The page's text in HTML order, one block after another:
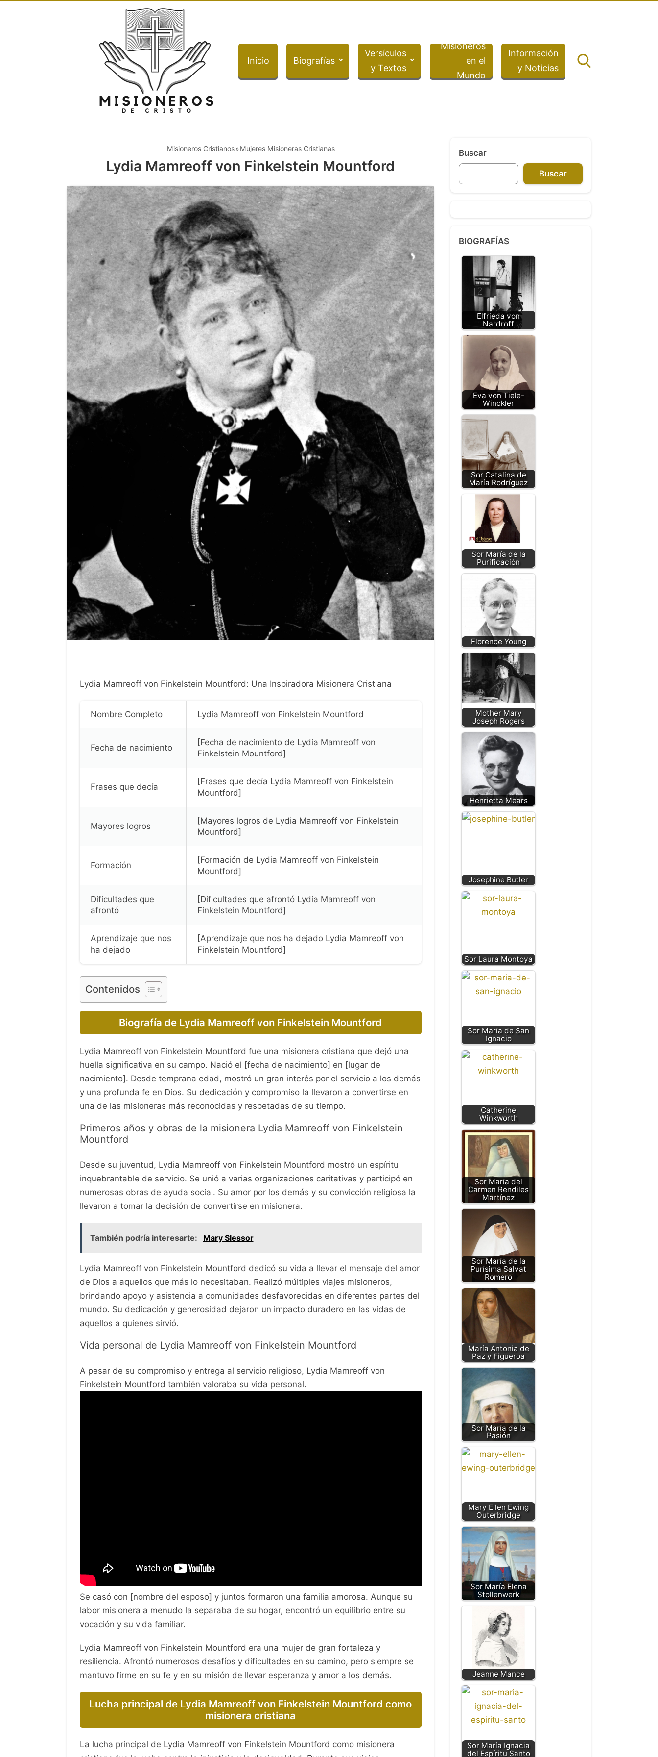
Inicio Biografías
Versículos
y Textos
Misioneros
en el
Mundo
Información
y Noticias
Misioneros Cristianos Mujeres Misioneras Cristianas
Lydia Mamreoff von Finkelstein Mountford
Lydia Mamreoff von Finkelstein Mountford: Una Inspiradora Misionera Cristiana
Nombre Completo Lydia Mamreoff von Finkelstein Mountford
Fecha de nacimiento
[Fecha de nacimiento de Lydia Mamreoff von
Finkelstein Mountford]
Frases que decía
[Frases que decía Lydia Mamreoff von Finkelstein
Mountford]
Mayores logros
[Mayores logros de Lydia Mamreoff von Finkelstein
Mountford]
Formación
[Formación de Lydia Mamreoff von Finkelstein
Mountford]
Dificultades que
afrontó
[Dificultades que afrontó Lydia Mamreoff von
Finkelstein Mountford]
Aprendizaje que nos
ha dejado
[Aprendizaje que nos ha dejado Lydia Mamreoff von
Finkelstein Mountford]
Contenidos
Biografía de Lydia Mamreoff von Finkelstein Mountford
Lydia Mamreoff von Finkelstein Mountford fue una misionera cristiana que dejó una
huella significativa en su campo. Nació el [fecha de nacimiento] en [lugar de
nacimiento]. Desde temprana edad, mostró un gran interés por el servicio a los demás
y una profunda fe en Dios. Su dedicación y compromiso la llevaron a convertirse en
una de las misioneras más reconocidas y respetadas de su tiempo.
Primeros años y obras de la misionera Lydia Mamreoff von Finkelstein
Mountford
Desde su juventud, Lydia Mamreoff von Finkelstein Mountford mostró un espíritu
inquebrantable de servicio. Se unió a varias organizaciones caritativas y participó en
numerosas obras de ayuda social. Su amor por los demás y su convicción religiosa la
llevaron a tomar la decisión de convertirse en misionera.
También podría interesarte: Mary Slessor
Lydia Mamreoff von Finkelstein Mountford dedicó su vida a llevar el mensaje del amor
de Dios a aquellos que más lo necesitaban. Realizó múltiples viajes misioneros,
brindando apoyo y asistencia a comunidades desfavorecidas en diferentes partes del
mundo. Su dedicación y generosidad dejaron un impacto duradero en las vidas de
aquellos a quienes sirvió.
Vida personal de Lydia Mamreoff von Finkelstein Mountford
A pesar de su compromiso y entrega al servicio religioso, Lydia Mamreoff von
Finkelstein Mountford también valoraba su vida personal.
Se casó con [nombre del esposo] y juntos formaron una familia amorosa. Aunque su
labor misionera a menudo la separaba de su hogar, encontró un equilibrio entre su
vocación y su vida familiar.
Lydia Mamreoff von Finkelstein Mountford era una mujer de gran fortaleza y
resiliencia. Afrontó numerosos desafíos y dificultades en su camino, pero siempre se
mantuvo firme en su fe y en su misión de llevar esperanza y amor a los demás.
Lucha principal de Lydia Mamreoff von Finkelstein Mountford como
misionera cristiana
La lucha principal de Lydia Mamreoff von Finkelstein Mountford como misionera
Buscar
Buscar
BIOGRAFÍAS
Elfrieda von
Nardroff
Eva von Tiele-
Winckler
Sor Catalina de
María Rodríguez
Sor María de la
Purificación
Florence Young
Mother Mary
Joseph Rogers
Henrietta Mears
Josephine Butler
Sor Laura Montoya
Sor María de San
Ignacio
Catherine
Winkworth
Sor María del
Carmen Rendiles
Martínez
Sor María de la
Purísima Salvat
Romero
María Antonia de
Paz y Figueroa
Sor María de la
Pasión
Mary Ellen Ewing
Outerbridge
Sor María Elena
Stollenwerk
Jeanne Mance
Sor María Ignacia
del Espíritu Santo